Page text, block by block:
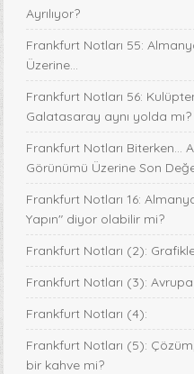
Ayrılıyor?
Frankfurt Notları 55:
Üzerine...
Frankfurt Notları 56:
Galatasaray aynı yolda mı?
Frankfurt Notları Biterken...
Görünümü Üzerine Son
Frankfurt Notları 16:
Yapın" diyor olabilir mi?
Frankfurt Notları (2):
Frankfurt Notları (3):
Frankfurt Notları (4):
Frankfurt Notları (5):
bir kahve mi?